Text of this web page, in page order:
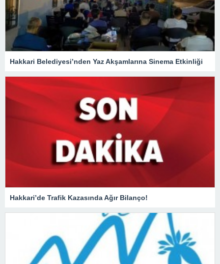
Hakkari Belediyesi’nden Yaz Akşamlarına Sinema Etkinliği
Hakkari’de Trafik Kazasında Ağır Bilanço!